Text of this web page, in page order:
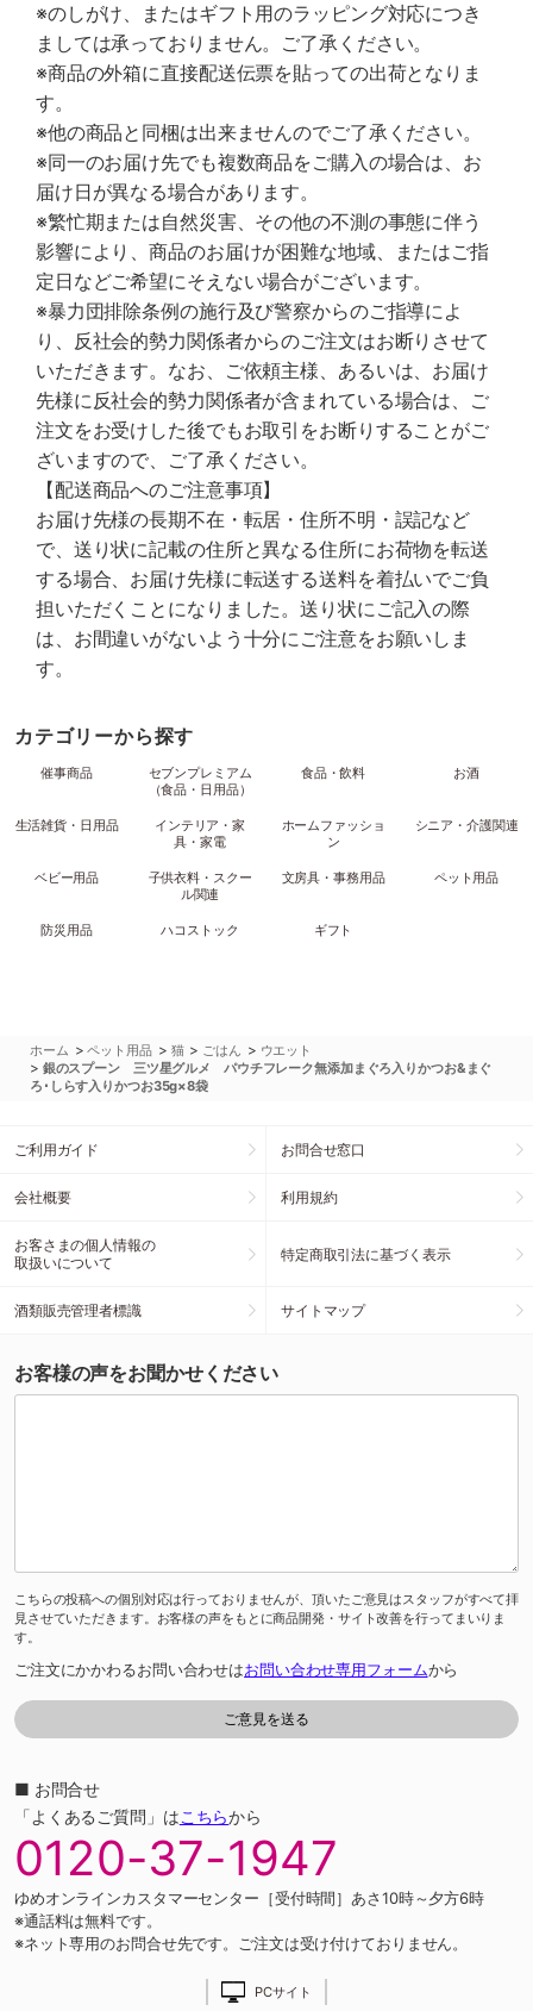
※のしがけ、またはギフト用のラッピング対応につき
ましては承っておりません。ご了承ください。
※商品の外箱に直接配送伝票を貼っての出荷となりま
す。
※他の商品と同梱は出来ませんのでご了承ください。
※同一のお届け先でも複数商品をご購入の場合は、お
届け日が異なる場合があります。
※繁忙期または自然災害、その他の不測の事態に伴う
影響により、商品のお届けが困難な地域、またはご指
定日などご希望にそえない場合がございます。
※暴力団排除条例の施行及び警察からのご指導によ
り、反社会的勢力関係者からのご注文はお断りさせて
いただきます。なお、ご依頼主様、あるいは、お届け
先様に反社会的勢力関係者が含まれている場合は、ご
注文をお受けした後でもお取引をお断りすることがご
ざいますので、ご了承ください。
【配送商品へのご注意事項】
お届け先様の長期不在・転居・住所不明・誤記など
で、送り状に記載の住所と異なる住所にお荷物を転送
する場合、お届け先様に転送する送料を着払いでご負
担いただくことになりました。送り状にご記入の際
は、お間違いがないよう十分にご注意をお願いしま
す。
カテゴリーから探す
催事商品
セブンプレミアム
（食品・日用品）
食品・飲料 お酒
生活雑貨・日用品
インテリア・家
具・家電
ホームファッショ
ン
シニア・介護関連
ベビー用品
子供衣料・スクー
ル関連
文房具・事務用品 ペット用品
防災用品 ハコストック ギフト
ホーム >ペット用品 > 猫 > ごはん > ウエット
> 銀のスプーン 三ツ星グルメ パウチフレーク無添加まぐろ入りかつお&まぐ
ろ･しらす入りかつお35g×8袋
ご利用ガイド お問合せ窓口
会社概要 利用規約
お客さまの個人情報の
取扱いについて
特定商取引法に基づく表示
酒類販売管理者標識 サイトマップ
お客様の声をお聞かせください
こちらの投稿への個別対応は行っておりませんが、頂いたご意見はスタッフがすべて拝
見させていただきます。お客様の声をもとに商品開発・サイト改善を行ってまいりま
す。
ご注文にかかわるお問い合わせはお問い合わせ専用フォームから
■ お問合せ
「よくあるご質問」はこちらから
0120-37-1947
ゆめオンラインカスタマーセンター［受付時間］あさ10時～夕方6時
※通話料は無料です。
※ネット専用のお問合せ先です。ご注文は受け付けておりません。
PCサイト